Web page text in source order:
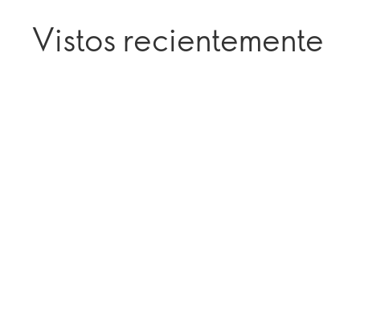
Vistos recientemente